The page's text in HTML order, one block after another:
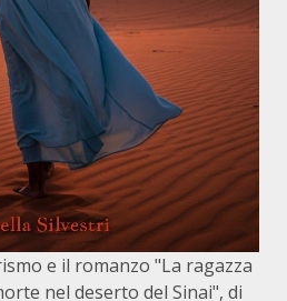
e il romanzo "La ragazza
nel deserto del Sinai", di